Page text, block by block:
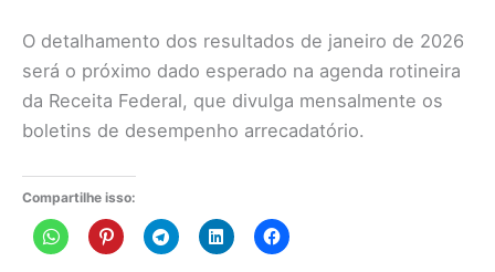
O detalhamento dos resultados de janeiro de 2026
será o próximo dado esperado na agenda rotineira
da Receita Federal, que divulga mensalmente os
boletins de desempenho arrecadatório.
Compartilhe isso: